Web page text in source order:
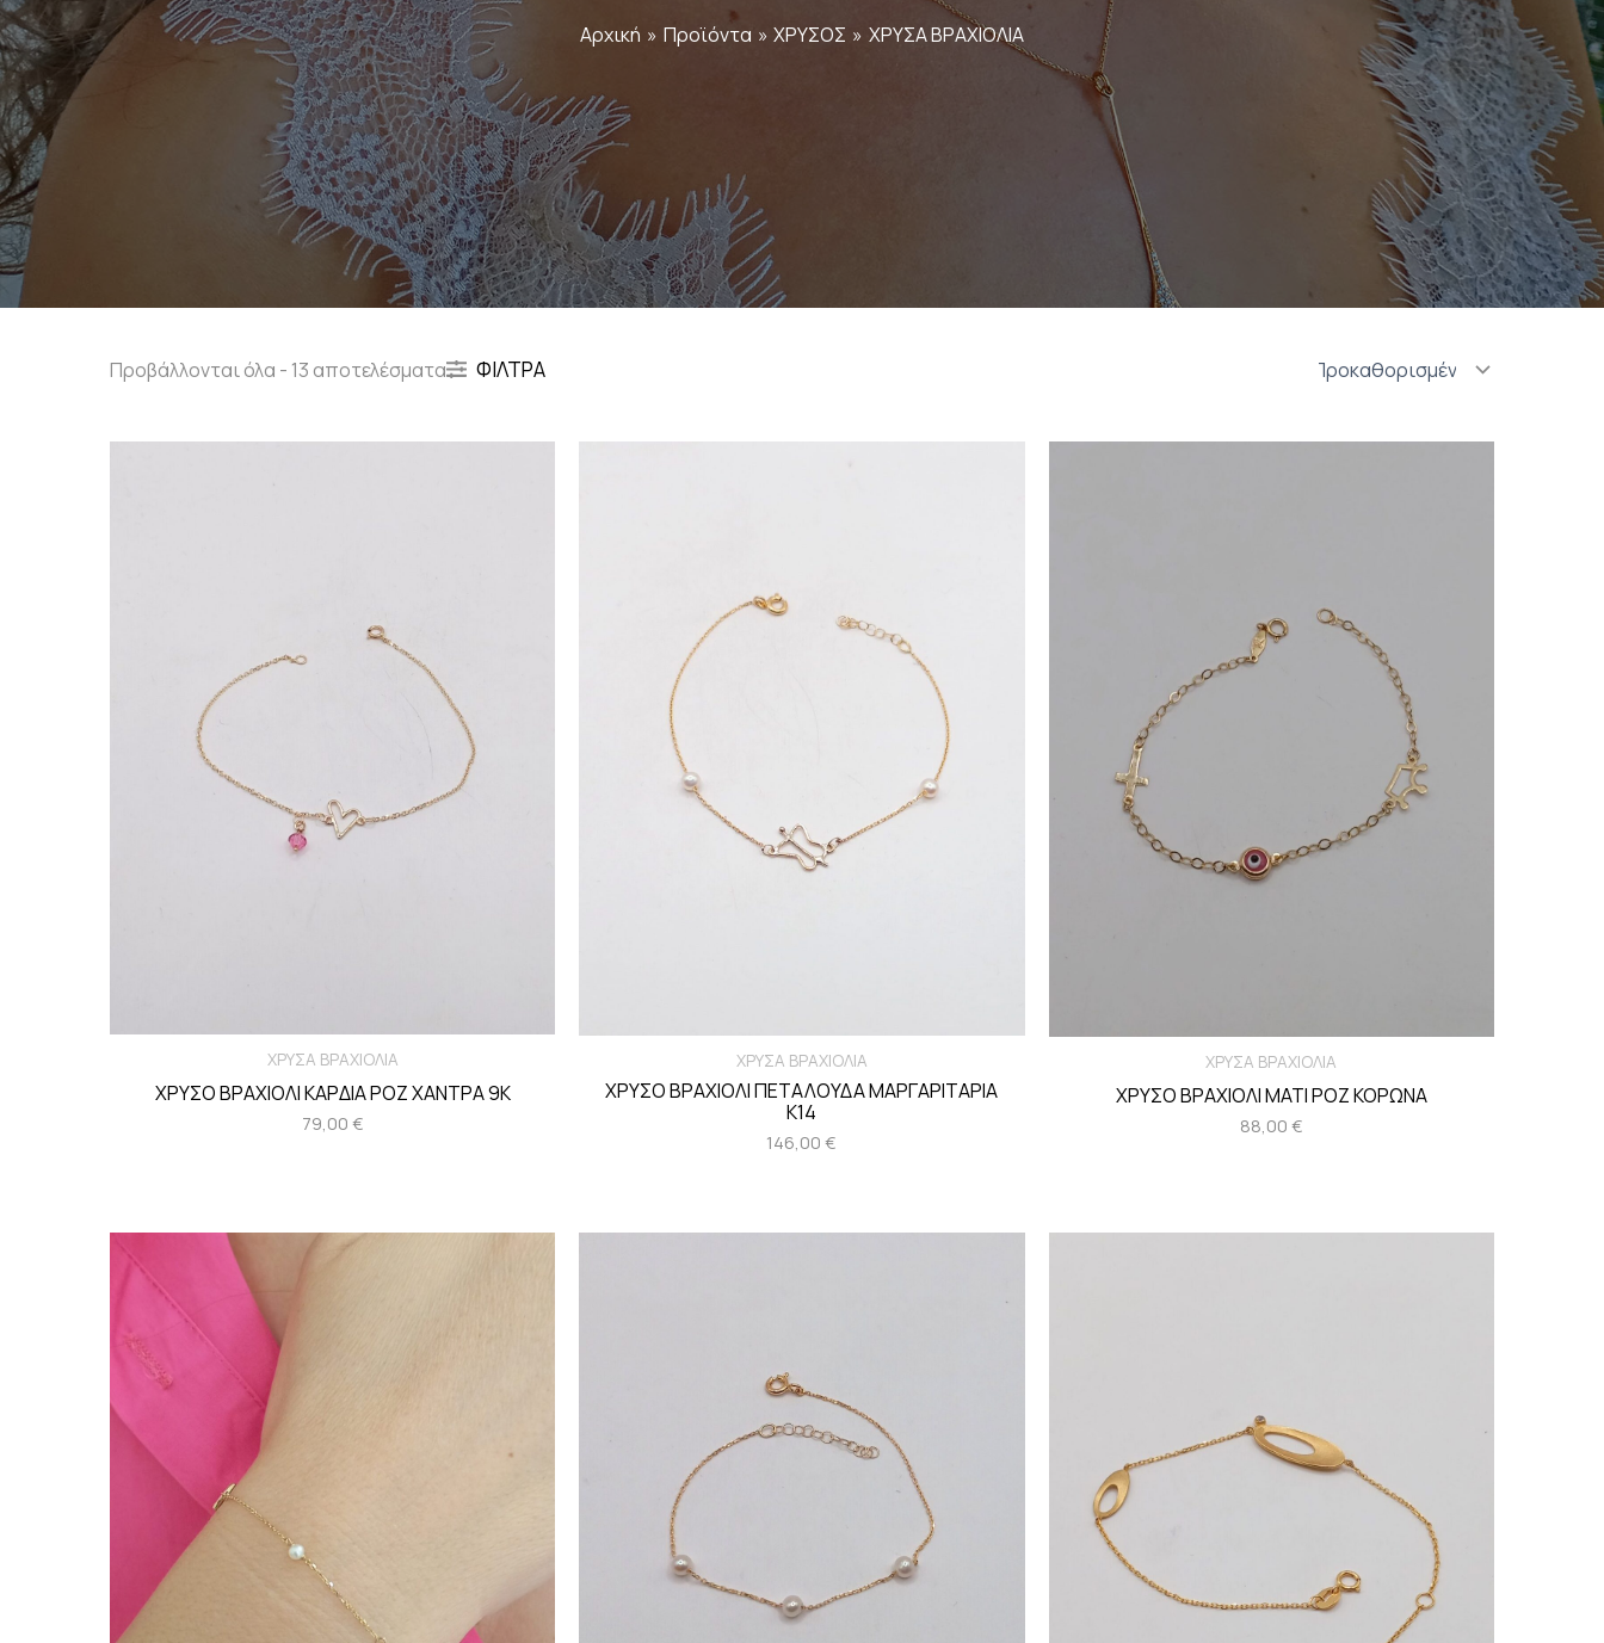
Αρχική Προϊόντα ΧΡΥΣΟΣ ΧΡΥΣΑ ΒΡΑΧΙΟΛΙΑ
Προβάλλονται όλα - 13 αποτελέσματα ΦΙΛΤΡΑ
ΧΡΥΣΑ ΒΡΑΧΙΟΛΙΑ
ΧΡΥΣΟ ΒΡΑΧΙΟΛΙ ΚΑΡΔΙΑ ΡΟΖ ΧΑΝΤΡΑ 9Κ
79,00 €
ΧΡΥΣΑ ΒΡΑΧΙΟΛΙΑ
ΧΡΥΣΟ ΒΡΑΧΙΟΛΙ ΠΕΤΑΛΟΥΔΑ ΜΑΡΓΑΡΙΤΑΡΙΑ
Κ14
146,00€
ΧΡΥΣΑ ΒΡΑΧΙΟΛΙΑ
ΧΡΥΣΟ ΒΡΑΧΙΟΛΙ ΜΑΤΙ ΡΟΖ ΚΟΡΩΝΑ
88,00 €